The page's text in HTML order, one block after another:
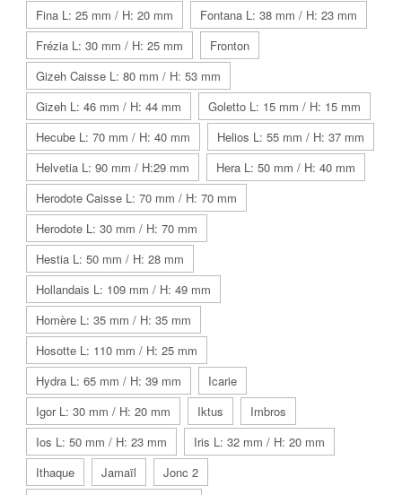
Fina L: 25 mm / H: 20 mm
Fontana L: 38 mm / H: 23 mm
Frézia L: 30 mm / H: 25 mm
Fronton
Gizeh Caisse L: 80 mm / H: 53 mm
Gizeh L: 46 mm / H: 44 mm
Goletto L: 15 mm / H: 15 mm
Hecube L: 70 mm / H: 40 mm
Helios L: 55 mm / H: 37 mm
Helvetia L: 90 mm / H:29 mm
Hera L: 50 mm / H: 40 mm
Herodote Caisse L: 70 mm / H: 70 mm
Herodote L: 30 mm / H: 70 mm
Hestia L: 50 mm / H: 28 mm
Hollandais L: 109 mm / H: 49 mm
Homère L: 35 mm / H: 35 mm
Hosotte L: 110 mm / H: 25 mm
Hydra L: 65 mm / H: 39 mm
Icarie
Igor L: 30 mm / H: 20 mm
Iktus
Imbros
Ios L: 50 mm / H: 23 mm
Iris L: 32 mm / H: 20 mm
Ithaque
Jamaïl
Jonc 2